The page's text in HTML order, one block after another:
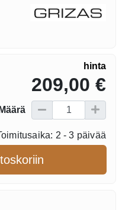
hinta
209,00 €
Määrä
2 - 3 päivää